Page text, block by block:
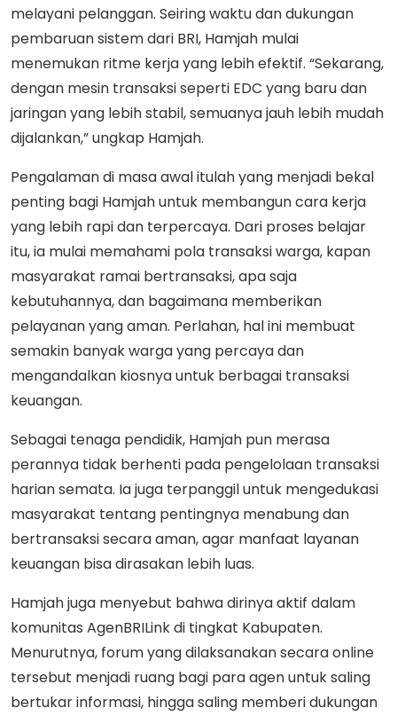
melayani pelanggan. Seiring waktu dan dukungan
pembaruan sistem dari BRI, Hamjah mulai
menemukan ritme kerja yang lebih efektif. “Sekarang,
dengan mesin transaksi seperti EDC yang baru dan
jaringan yang lebih stabil, semuanya jauh lebih mudah
dijalankan,” ungkap Hamjah.
Pengalaman di masa awal itulah yang menjadi bekal
penting bagi Hamjah untuk membangun cara kerja
yang lebih rapi dan terpercaya. Dari proses belajar
itu, ia mulai memahami pola transaksi warga, kapan
masyarakat ramai bertransaksi, apa saja
kebutuhannya, dan bagaimana memberikan
pelayanan yang aman. Perlahan, hal ini membuat
semakin banyak warga yang percaya dan
mengandalkan kiosnya untuk berbagai transaksi
keuangan.
Sebagai tenaga pendidik, Hamjah pun merasa
perannya tidak berhenti pada pengelolaan transaksi
harian semata. Ia juga terpanggil untuk mengedukasi
masyarakat tentang pentingnya menabung dan
bertransaksi secara aman, agar manfaat layanan
keuangan bisa dirasakan lebih luas.
Hamjah juga menyebut bahwa dirinya aktif dalam
komunitas AgenBRILink di tingkat Kabupaten.
Menurutnya, forum yang dilaksanakan secara online
tersebut menjadi ruang bagi para agen untuk saling
bertukar informasi, hingga saling memberi dukungan